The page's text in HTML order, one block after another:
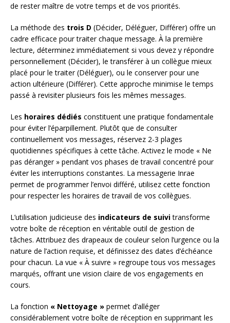
de rester maître de votre temps et de vos priorités.
La méthode des trois D (Décider, Déléguer, Différer) offre un
cadre efficace pour traiter chaque message. À la première
lecture, déterminez immédiatement si vous devez y répondre
personnellement (Décider), le transférer à un collègue mieux
placé pour le traiter (Déléguer), ou le conserver pour une
action ultérieure (Différer). Cette approche minimise le temps
passé à revisiter plusieurs fois les mêmes messages.
Les horaires dédiés constituent une pratique fondamentale
pour éviter l’éparpillement. Plutôt que de consulter
continuellement vos messages, réservez 2-3 plages
quotidiennes spécifiques à cette tâche. Activez le mode « Ne
pas déranger » pendant vos phases de travail concentré pour
éviter les interruptions constantes. La messagerie Inrae
permet de programmer l’envoi différé, utilisez cette fonction
pour respecter les horaires de travail de vos collègues.
L’utilisation judicieuse des indicateurs de suivitransforme
votre boîte de réception en véritable outil de gestion de
tâches. Attribuez des drapeaux de couleur selon l’urgence ou la
nature de l’action requise, et définissez des dates d’échéance
pour chacun. La vue « À suivre » regroupe tous vos messages
marqués, offrant une vision claire de vos engagements en
cours.
La fonction « Nettoyage » permet d’alléger
considérablement votre boîte de réception en supprimant les